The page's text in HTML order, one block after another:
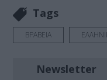
Tags
ΒΡΑΒΕΙΑ
Newsletter